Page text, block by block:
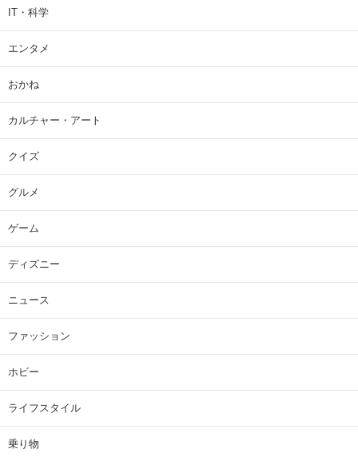
IT・科学
エンタメ
おかね
カルチャー・アート
クイズ
グルメ
ゲーム
ディズニー
ニュース
ファッション
ホビー
ライフスタイル
乗り物